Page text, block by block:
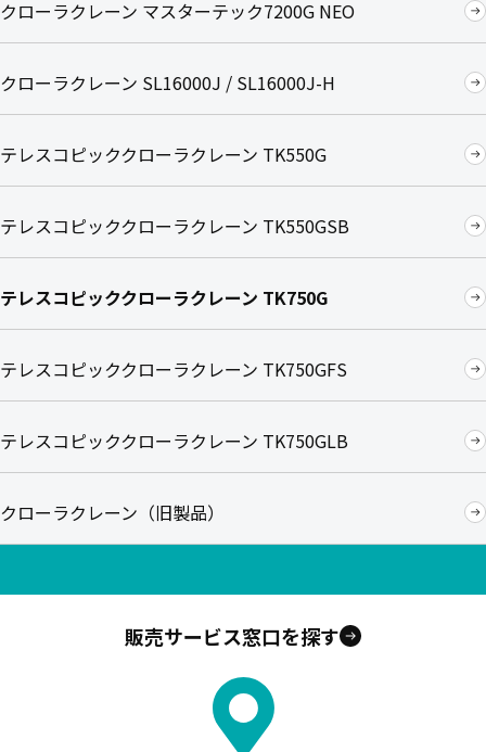
クローラクレーン マスターテック7200G NEO
クローラクレーン SL16000J / SL16000J-H
テレスコピッククローラクレーン TK550G
テレスコピッククローラクレーン TK550GSB
テレスコピッククローラクレーン TK750G
テレスコピッククローラクレーン TK750GFS
テレスコピッククローラクレーン TK750GLB
クローラクレーン（旧製品）
販売サービス窓口を探す